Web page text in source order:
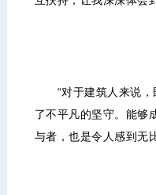
“对于建筑人来说，
了不平凡的坚守。能够
与者，也是令人感到无